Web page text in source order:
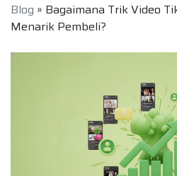
Blog » Bagaimana Trik Video
Menarik Pembeli?